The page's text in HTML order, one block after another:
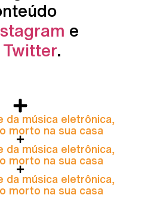
e
Twitter.
da música eletrônica,
morto na sua casa
da música eletrônica,
morto na sua casa
da música eletrônica,
morto na sua casa